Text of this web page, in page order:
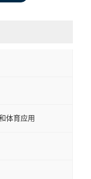
体育应用